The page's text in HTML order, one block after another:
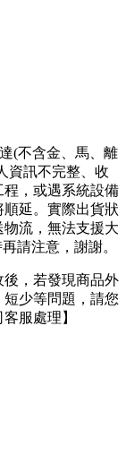
(不含金、馬、離
資訊不完整、收
，或遇系統設備
延。實際出貨狀
流，無法支援大
請注意，謝謝。
後，若發現商品外
少等問題，請您
服處理】